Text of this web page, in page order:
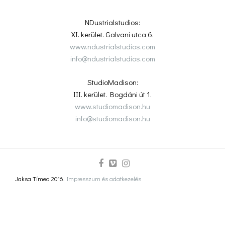
NDustrialstudios:
XI. kerület. Galvani utca 6.
www.ndustrialstudios.com
info@ndustrialstudios.com
StudioMadison:
III. kerület. Bogdáni út 1.
www.studiomadison.hu
info@studiomadison.hu
Jaksa Tímea 2016. Impresszum és adatkezelés